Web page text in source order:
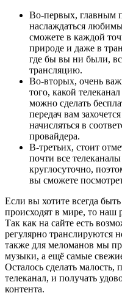
Во-первых, главным
наслаждаться
сможете в каждой
природе и даже в
где бы вы ни были,
трансляцию.
Во-вторых, очень
того, какой
можно сделать
передач вам
начисляться в
провайдера.
В-третьих, стоит
почти все
круглосуточно,
вы сможете
Если вы хотите всегда
происходят в мире, то наш
Так как на сайте есть
регулярно транслируются
также для меломанов мы
музыки, а ещё самые
Осталось сделать
телеканал, и получать
контента.